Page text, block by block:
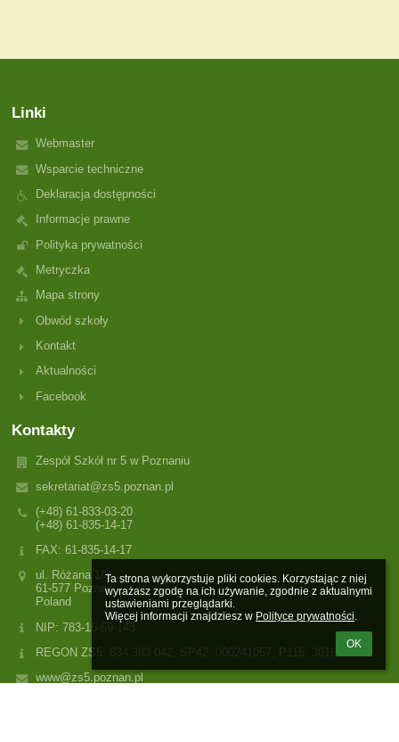
Ta strona wykorzystuje pliki cookies. Korzystając z niej
wyrażasz zgodę na ich używanie, zgodnie z aktualnymi
ustawieniami przeglądarki.
Więcej informacji znajdziesz w Polityce prywatności.
OK
Linki
Webmaster
Wsparcie techniczne
Deklaracja dostępności
Informacje prawne
Polityka prywatności
Metryczka
Mapa strony
Obwód szkoły
Kontakt
Aktualności
Facebook
Kontakty
Zespół Szkół nr 5 w Poznaniu
sekretariat@zs5.poznan.pl
(+48) 61-833-03-20
(+48) 61-835-14-17
FAX: 61-835-14-17
ul. Różana 1/3
61-577 Poznań
Poland
NIP: 783-15-69-143
REGON ZS5: 634 383 042, SP42: 000241057, P115: 301616001
www@zs5.poznan.pl